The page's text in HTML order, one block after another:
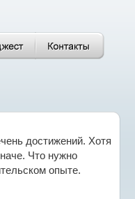
достижений. Хотя
Что нужно
опыте.